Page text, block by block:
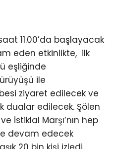
11.00’da başlayacak
eden etkinlikte, ilk
eşliğinde
ile
ziyaret edilecek ve
dualar edilecek. Şölen
İstiklal Marşı’nın hep
devam edecek